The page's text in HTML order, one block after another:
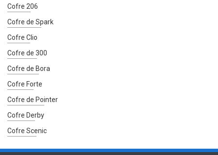
Cofre 206
Cofre de Spark
Cofre Clio
Cofre de 300
Cofre de Bora
Cofre Forte
Cofre de Pointer
Cofre Derby
Cofre Scenic